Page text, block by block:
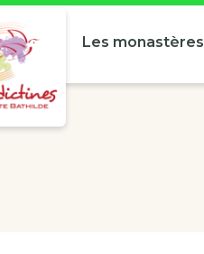
Les monastères